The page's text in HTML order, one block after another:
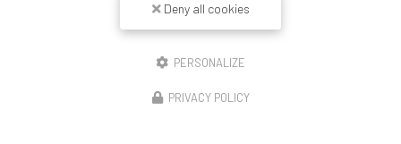
Deny all cookies
PERSONALIZE
PRIVACY POLICY